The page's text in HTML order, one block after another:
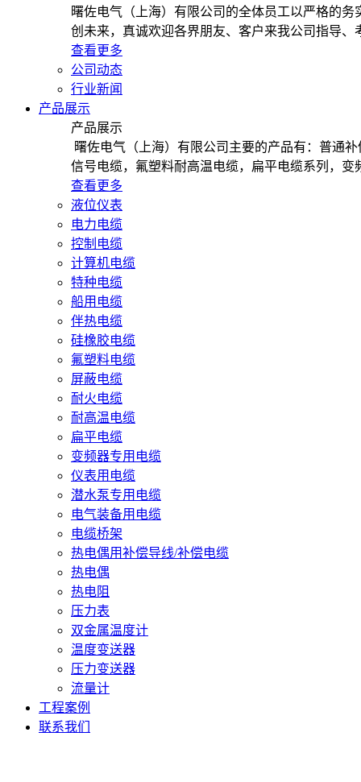
曙佐电气（上海）有限公司的全体员工以严格的
创未来，真诚欢迎各界朋友、客户来我公司指导、
查看更多
公司动态
行业新闻
产品展示
产品展示
曙佐电气（上海）有限公司主要的产品有：普通
信号电缆，氟塑料耐高温电缆，扁平电缆系列，
查看更多
液位仪表
电力电缆
控制电缆
计算机电缆
特种电缆
船用电缆
伴热电缆
硅橡胶电缆
氟塑料电缆
屏蔽电缆
耐火电缆
耐高温电缆
扁平电缆
变频器专用电缆
仪表用电缆
潜水泵专用电缆
电气装备用电缆
电缆桥架
热电偶用补偿导线/补偿电缆
热电偶
热电阻
压力表
双金属温度计
温度变送器
压力变送器
流量计
工程案例
联系我们